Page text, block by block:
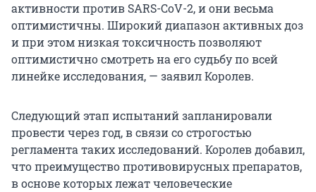
активности против SARS-CoV-2, и они весьма
оптимистичны. Широкий диапазон активных доз
и при этом низкая токсичность позволяют
оптимистично смотреть на его судьбу по всей
линейке исследования, — заявил Королев.
Следующий этап испытаний запланировали
провести через год, в связи со строгостью
регламента таких исследований. Королев добавил,
что преимущество противовирусных препаратов,
в основе которых лежат человеческие